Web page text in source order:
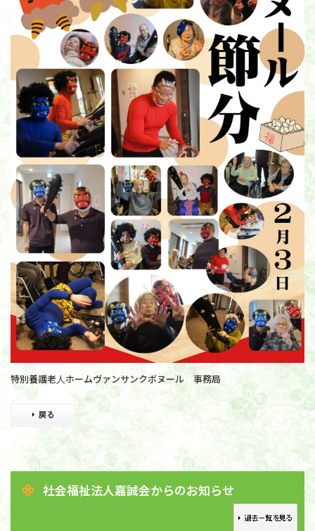
特別養護老人ホームヴァンサンクボヌール 事務局
社会福祉法人嘉誠会からのお知らせ